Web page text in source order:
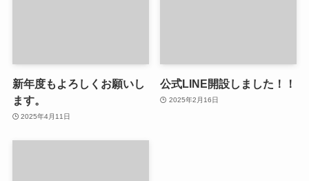
新年度もよろしくお願いし
ます。
2025年4月11日
公式LINE開設しました！！
2025年2月16日